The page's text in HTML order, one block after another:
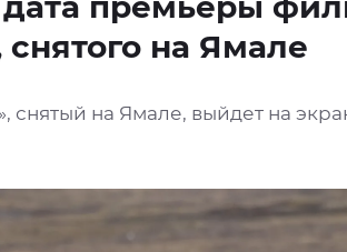
снятого на Ямале
снятый на Ямале, выйдет на